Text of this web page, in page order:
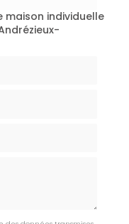
maison individuelle